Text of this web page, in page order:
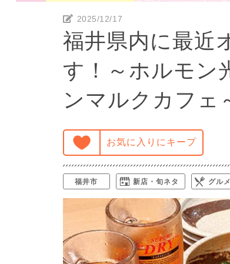
2025/12/17
福井県内に最近
す！～ホルモン
ンマルクカフェ
お気に入りにキープ
福井市 新店・旬ネタ グルメ